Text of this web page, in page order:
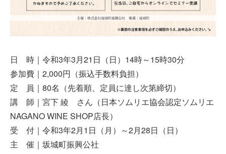
日 時｜令和3年3月21日（日）14時～15時30分
参加費｜2,000円（振込手数料負担）
定 員｜80名（先着順、定員に達し次第締切）
講 師｜宮下 綾 さん（日本ソムリエ協会認定ソムリエ
NAGANO WINE SHOP店長）
受 付｜令和3年2月1日（月）～2月28日（日）
主 催｜坂城町振興公社